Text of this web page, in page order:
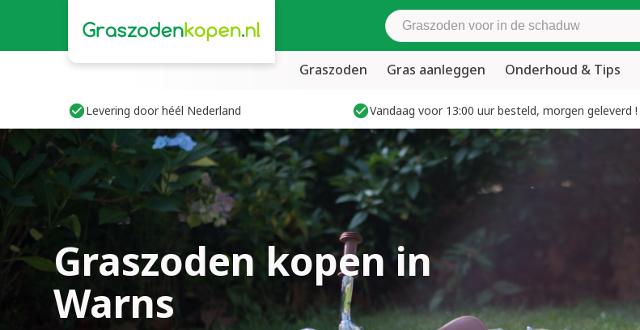
Zoek graszoden
Graszoden Gras aanleggen Onderhoud & Tips
Levering door héél Nederland Vandaag voor 13:00 uur besteld, morgen geleverd !
Graszoden kopen in
Warns